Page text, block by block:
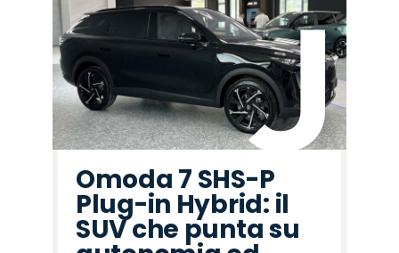
Omoda 7 SHS-P
Plug-in Hybrid: il
SUV che punta su